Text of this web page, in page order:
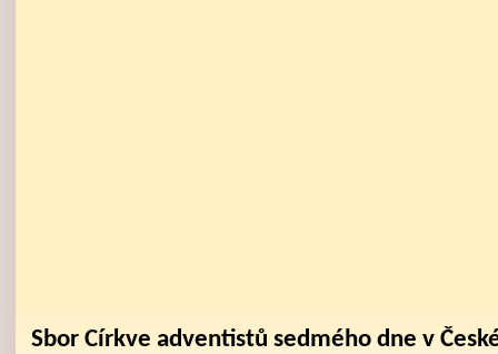
Sbor Církve adventistů sedmého dne v